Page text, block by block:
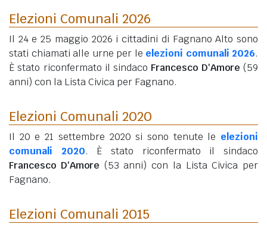
Elezioni Comunali 2026
Il 24 e 25 maggio 2026 i cittadini di Fagnano Alto sono
stati chiamati alle urne per le elezioni comunali 2026.
È stato riconfermato il sindaco Francesco D'Amore (59
anni) con la Lista Civica per Fagnano.
Elezioni Comunali 2020
Il 20 e 21 settembre 2020 si sono tenute le elezioni
comunali 2020. È stato riconfermato il sindaco
Francesco D'Amore (53 anni) con la Lista Civica per
Fagnano.
Elezioni Comunali 2015